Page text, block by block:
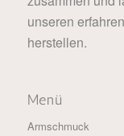
unseren
herstellen.
Menü
Armschmuck